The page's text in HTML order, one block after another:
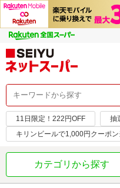
11日限定！222円OFF 抽
キリンビールで1,000円クーポン
カテゴリから探す